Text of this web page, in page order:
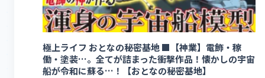
極上ライフ おとなの秘密基地 ■【神業】電飾・稼
働・塗装…。全てが詰まった衝撃作品！懐かしの宇宙
船が令和に蘇る…！【おとなの秘密基地】